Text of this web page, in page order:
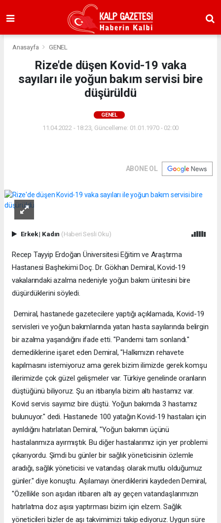
Anasayfa GENEL
Rize'de düşen Kovid-19 vaka
sayıları ile yoğun bakım servisi bire
düşürüldü
GENEL
11.04.2022 - 18:23, Güncelleme: 01.01.1970 - 02:00
ABONE OL
Erkek| Kadın (Haberi Sesli Oku)
Recep Tayyip Erdoğan Üniversitesi Eğitim ve Araştırma
Hastanesi Başhekimi Doç. Dr. Gökhan Demiral, Kovid-19
vakalarındaki azalma nedeniyle yoğun bakım ünitesini bire
düşürdüklerini söyledi.
Demiral, hastanede gazetecilere yaptığı açıklamada, Kovid-19
servisleri ve yoğun bakımlarında yatan hasta sayılarında belirgin
bir azalma yaşandığını ifade etti. "Pandemi tam sonlandı."
demediklerine işaret eden Demiral, "Halkımızın rehavete
kapılmasını istemiyoruz ama gerek bizim ilimizde gerek komşu
illerimizde çok güzel gelişmeler var. Türkiye genelinde oranların
düştüğünü biliyoruz. Şu an itibarıyla bizim altı hastamız var.
Kovid servis sayımız bire düştü. Yoğun bakımda 3 hastamız
bulunuyor." dedi. Hastanede 100 yatağın Kovid-19 hastaları için
ayrıldığını hatırlatan Demiral, "Yoğun bakımın üçünü
hastalarımıza ayırmıştık. Bu diğer hastalarımız için yer problemi
çıkarıyordu. Şimdi bu günler bir sağlık yöneticisinin özlemle
aradığı, sağlık yöneticisi ve vatandaş olarak mutlu olduğumuz
günler." diye konuştu. Aşılamayı önerdiklerini kaydeden Demiral,
"Özellikle son aşıdan itibaren altı ay geçen vatandaşlarımızın
hatırlatma doz aşısı yaptırması bizim için elzem. Sağlık
yöneticileri bizler de aşı takvimimizi takip ediyoruz. Uygun süre